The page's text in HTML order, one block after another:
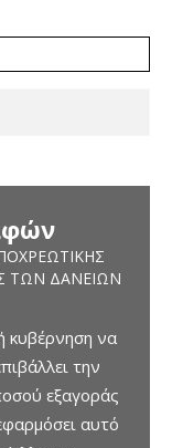
ΤΩΝ ΔΑΝΕΊΩΝ
κυβέρνηση να
την
εξαγοράς
αυτό